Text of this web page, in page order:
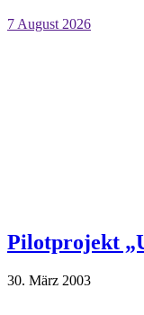
7 August 2026
Pilotprojekt
30. März 2003